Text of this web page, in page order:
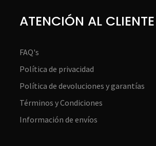
ATENCIÓN AL CLIENTE
FAQ's
Política de privacidad
Política de devoluciones y garantías
Términos y Condiciones
Información de envíos